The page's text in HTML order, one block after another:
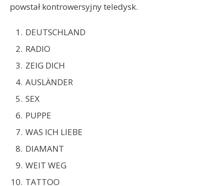
powstał kontrowersyjny teledysk.
DEUTSCHLAND
RADIO
ZEIG DICH
AUSLÄNDER
SEX
PUPPE
WAS ICH LIEBE
DIAMANT
WEIT WEG
TATTOO